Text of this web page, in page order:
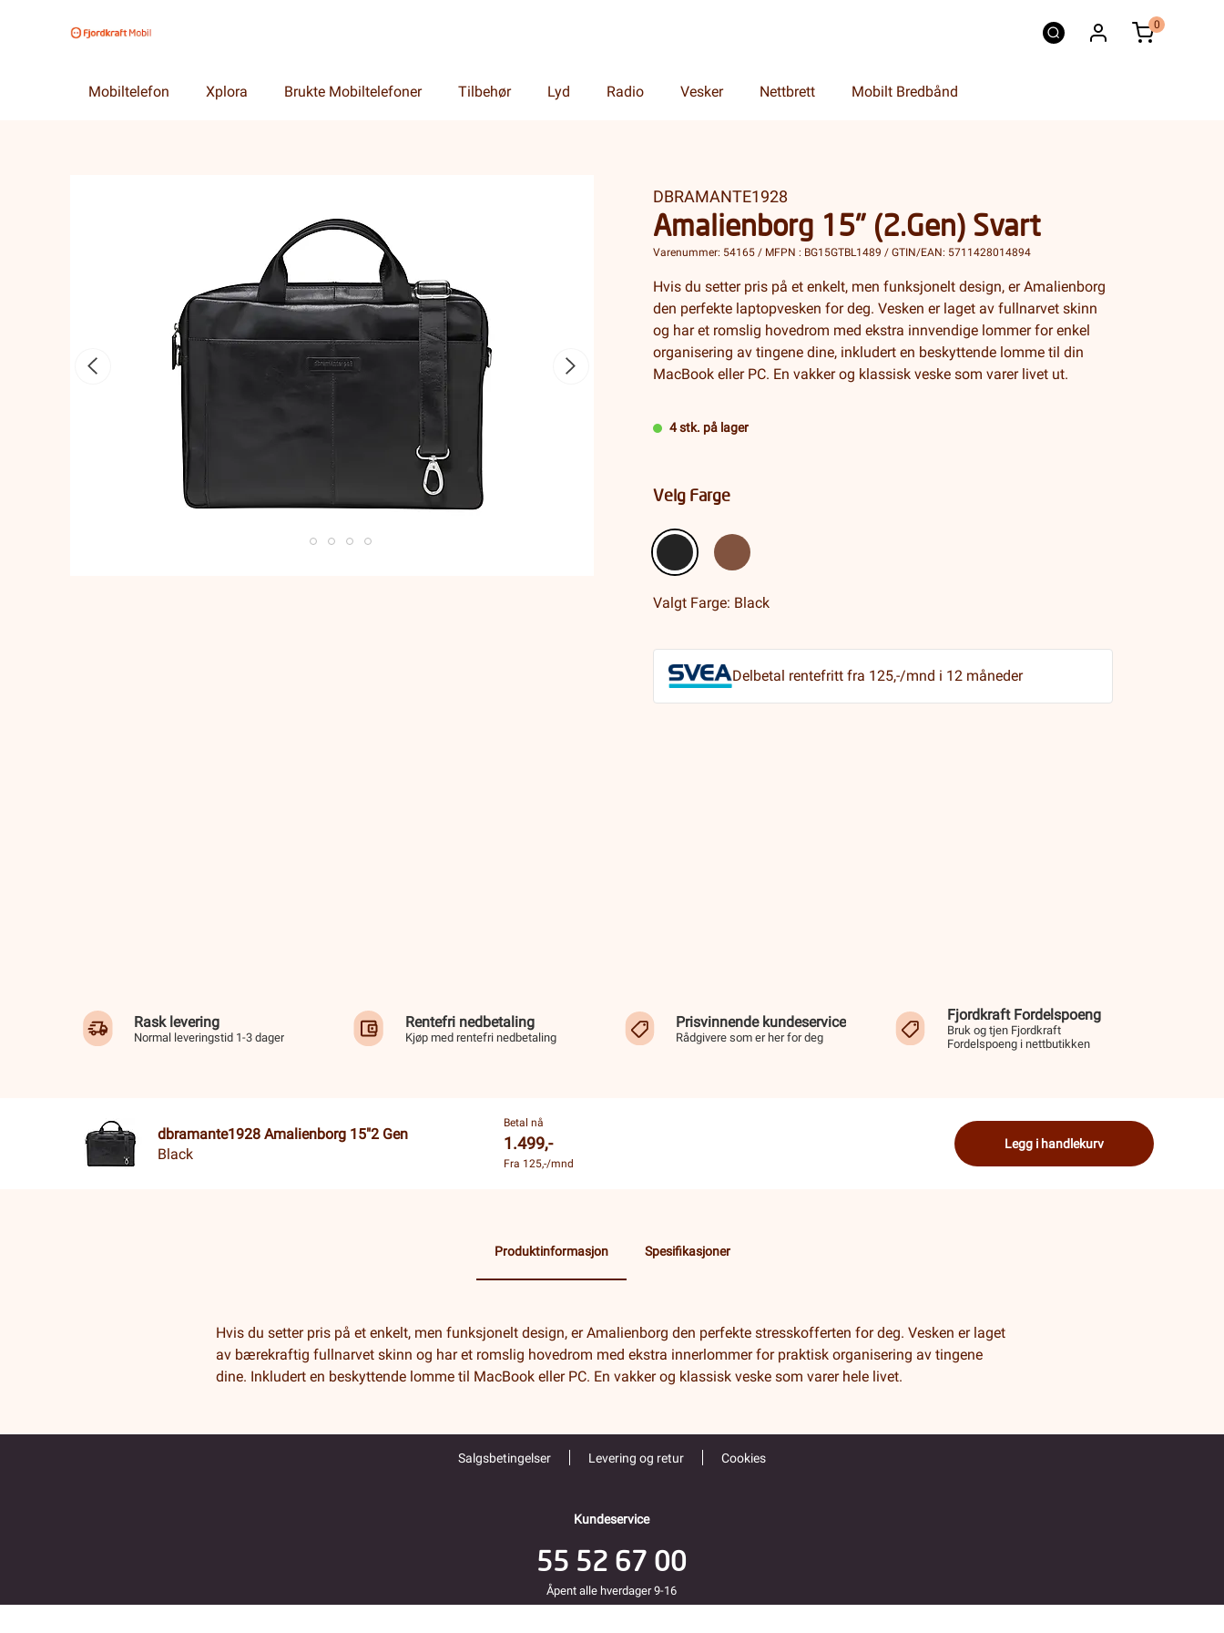
0
Mobiltelefon Xplora Brukte Mobiltelefoner Tilbehør Lyd Radio Vesker Nettbrett Mobilt Bredbånd
DBRAMANTE1928
Amalienborg 15" (2.Gen) Svart
Varenummer: 54165 / MFPN : BG15GTBL1489 / GTIN/EAN: 5711428014894
Hvis du setter pris på et enkelt, men funksjonelt design, er Amalienborg
den perfekte laptopvesken for deg. Vesken er laget av fullnarvet skinn
og har et romslig hovedrom med ekstra innvendige lommer for enkel
organisering av tingene dine, inkludert en beskyttende lomme til din
MacBook eller PC. En vakker og klassisk veske som varer livet ut.
4 stk. på lager
Velg Farge
Valgt Farge: Black
Delbetal rentefritt fra 125,-/mnd i 12 måneder
Rask levering
Normal leveringstid 1-3 dager
Rentefri nedbetaling
Kjøp med rentefri nedbetaling
Prisvinnende kundeservice
Rådgivere som er her for deg
Fjordkraft Fordelspoeng
Bruk og tjen Fjordkraft
Fordelspoeng i nettbutikken
dbramante1928 Amalienborg 15"2 Gen
Black
Betal nå
1.499,-
Fra 125,-/mnd
Legg i handlekurv
Produktinformasjon Spesifikasjoner
Hvis du setter pris på et enkelt, men funksjonelt design, er Amalienborg den perfekte stresskofferten for deg. Vesken er laget
av bærekraftig fullnarvet skinn og har et romslig hovedrom med ekstra innerlommer for praktisk organisering av tingene
dine. Inkludert en beskyttende lomme til MacBook eller PC. En vakker og klassisk veske som varer hele livet.
Salgsbetingelser Levering og retur Cookies
Kundeservice
55 52 67 00
Åpent alle hverdager 9-16